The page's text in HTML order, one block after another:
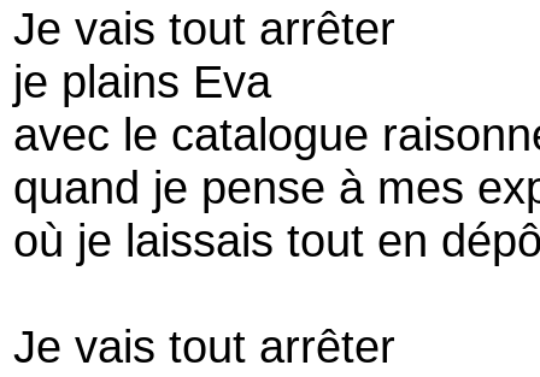
Je vais tout arrêter
je plains Eva
avec le catalogue
quand je pense à mes
où je laissais tout en
Je vais tout arrêter